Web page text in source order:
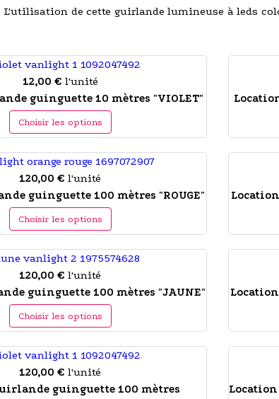
de cette guirlande lumineuse à leds
12,00 € l'unité
guinguette 10 mètres "VIOLET"
Choisir les options
120,00 € l'unité
guinguette 100 mètres "ROUGE"
Choisir les options
120,00 € l'unité
guinguette 100 mètres "JAUNE"
Choisir les options
120,00 € l'unité
guinguette 100 mètres